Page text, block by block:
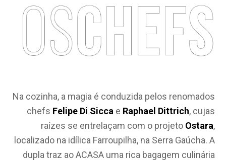
Na cozinha, a magia é conduzida pelos renomados
chefs Felipe Di Sicca e Raphael Dittrich, cujas
raízes se entrelaçam com o projeto Ostara,
localizado na idílica Farroupilha, na Serra Gaúcha. A
dupla traz ao ACASA uma rica bagagem culinária